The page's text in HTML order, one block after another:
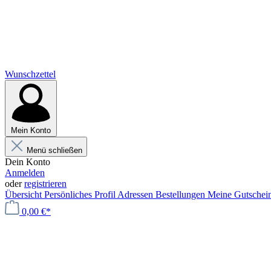
Wunschzettel
Mein Konto
Menü schließen
Dein Konto
Anmelden
oderregistrieren
Übersicht Persönliches Profil Adressen Bestellungen Meine
0,00 €*